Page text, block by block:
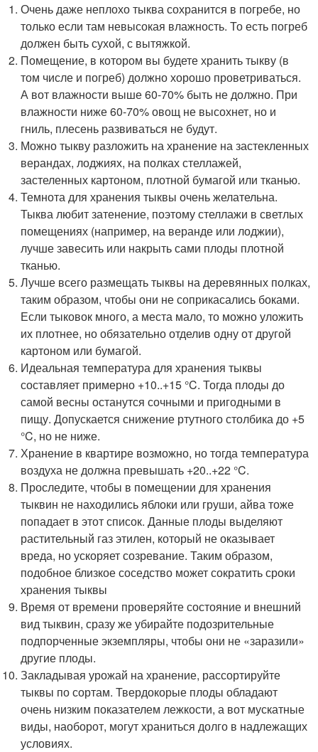
Очень даже неплохо тыква сохранится в погребе, но
только если там невысокая влажность. То есть погреб
должен быть сухой, с вытяжкой.
Помещение, в котором вы будете хранить тыкву (в
том числе и погреб) должно хорошо проветриваться.
А вот влажности выше 60-70% быть не должно. При
влажности ниже 60-70% овощ не высохнет, но и
гниль, плесень развиваться не будут.
Можно тыкву разложить на хранение на застекленных
верандах, лоджиях, на полках стеллажей,
застеленных картоном, плотной бумагой или тканью.
Темнота для хранения тыквы очень желательна.
Тыква любит затенение, поэтому стеллажи в светлых
помещениях (например, на веранде или лоджии),
лучше завесить или накрыть сами плоды плотной
тканью.
Лучше всего размещать тыквы на деревянных полках,
таким образом, чтобы они не соприкасались боками.
Если тыковок много, а места мало, то можно уложить
их плотнее, но обязательно отделив одну от другой
картоном или бумагой.
Идеальная температура для хранения тыквы
составляет примерно +10..+15 °C. Тогда плоды до
самой весны останутся сочными и пригодными в
пищу. Допускается снижение ртутного столбика до +5
°C, но не ниже.
Хранение в квартире возможно, но тогда температура
воздуха не должна превышать +20..+22 °C.
Проследите, чтобы в помещении для хранения
тыквин не находились яблоки или груши, айва тоже
попадает в этот список. Данные плоды выделяют
растительный газ этилен, который не оказывает
вреда, но ускоряет созревание. Таким образом,
подобное близкое соседство может сократить сроки
хранения тыквы
Время от времени проверяйте состояние и внешний
вид тыквин, сразу же убирайте подозрительные
подпорченные экземпляры, чтобы они не «заразили»
другие плоды.
Закладывая урожай на хранение, рассортируйте
тыквы по сортам. Твердокорые плоды обладают
очень низким показателем лежкости, а вот мускатные
виды, наоборот, могут храниться долго в надлежащих
условиях.